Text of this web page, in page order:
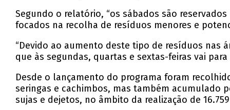
Segundo o relatório, “os sábados são
focados na recolha de resíduos menores e
“Devido ao aumento deste tipo de resíduos nas
que às segundas, quartas e sextas-feiras vai
Desde o lançamento do programa foram
seringas e cachimbos, mas também acumulado
sujas e dejetos, no âmbito da realização de